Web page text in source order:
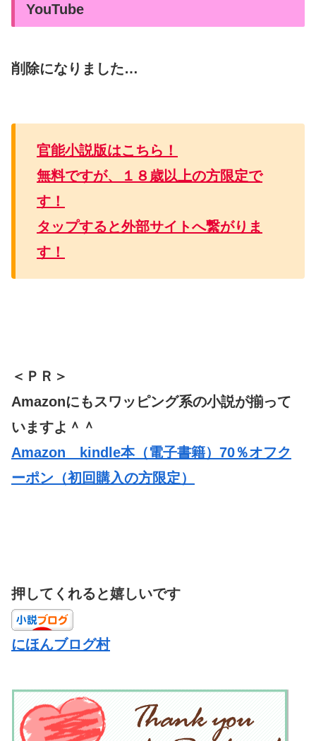
YouTube
削除になりました…
官能小説版はこちら！
無料ですが、１８歳以上の方限定で
す！
タップすると外部サイトへ繋がりま
す！
＜ＰＲ＞
Amazonにもスワッピング系の小説が揃って
いますよ＾＾
Amazon kindle本（電子書籍）70％オフク
ーポン（初回購入の方限定）
押してくれると嬉しいです
にほんブログ村